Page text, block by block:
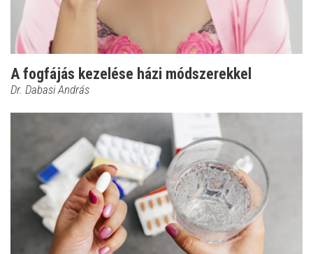
A fogfájás kezelése házi módszerekkel
Dr. Dabasi András